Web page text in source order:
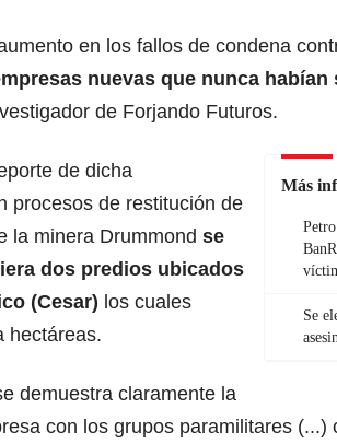
en los fallos de condena
nuevas que nunca
de Forjando Futuros.
Más
Se
de dicha
procesos de restitución de
la minera Drummond se
dos predios ubicados
(Cesar) los cuales
hectáreas.
demuestra claramente la
con los grupos paramilitares (...)